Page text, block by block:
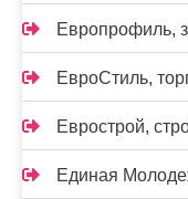
Европрофиль,
ЕвроСтиль,
Еврострой,
Единая